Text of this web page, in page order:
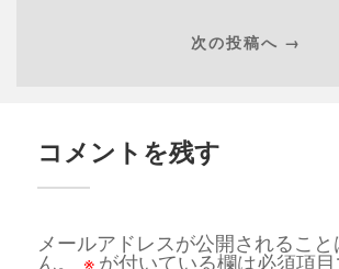
次の投稿へ →
コメントを残す
メールアドレスが公開されるこ
ん。
※ が付いている欄は必須項